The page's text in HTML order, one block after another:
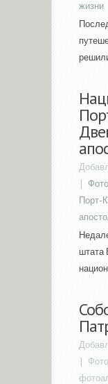
жизни
|
Порт-
штата
|